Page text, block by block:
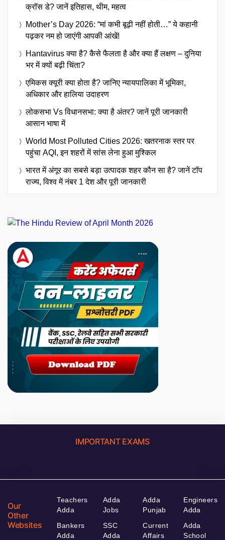
क्रॉस डे? जानें इतिहास, थीम, महत्व
Mother’s Day 2026: “मां कभी बूढ़ी नहीं होती…” ये कहानी
पढ़कर नम हो जाएंगी आपकी आंखें!
Hantavirus क्या है? कैसे फैलता है और क्या हैं लक्षण – दुनिया
भर में क्यों बढ़ी चिंता?
एमिकस क्यूरी क्या होता है? जानिए न्यायपालिका में भूमिका,
अधिकार और हालिया उदाहरण
लोकसभा Vs विधानसभा: क्या है अंतर? जानें पूरी जानकारी
आसान भाषा में
World Most Polluted Cities 2026: खतरनाक स्तर पर
पहुंचा AQI, इन शहरों में सांस लेना हुआ मुश्किल
भारत में अंगूर का सबसे बड़ा उत्पादक शहर कौन सा है? जानें टॉप
राज्य, विश्व में नंबर 1 देश और पूरी जानकारी
IMPORTANT EXAMS
Our
Other
Websites
Teachers
Adda
Bankers
Adda
Adda
Jobs
SSC
Adda
Adda
Punjab
Current
Affairs
Engineers
Adda
Adda
School